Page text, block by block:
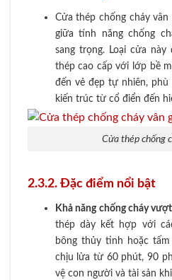
Cửa thép chống cháy
giữa tính năng chống
sang trọng. Loại cửa
thép cao cấp với lớp bề
đến vẻ đẹp tự nhiên,
kiến trúc từ cổ điển đến
Cửa thép chống
2.3.2. Đặc điểm nổi bật
Khả năng chống cháy
thép dày kết hợp với
bông thủy tinh hoặc
chịu lửa từ 60 phút, 90
vệ con người và tài sản